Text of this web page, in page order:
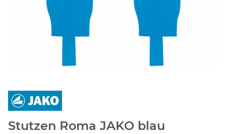
Stutzen Roma JAKO blau